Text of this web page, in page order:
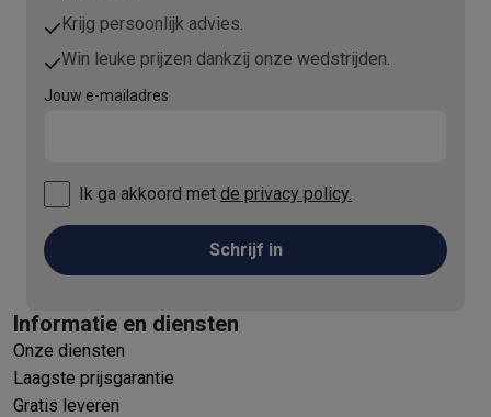
Krijg persoonlijk advies.
Win leuke prijzen dankzij onze wedstrijden.
Jouw e-mailadres
Ik ga akkoord met de privacy policy.
Schrijf in
Informatie en diensten
Onze diensten
Laagste prijsgarantie
Gratis leveren